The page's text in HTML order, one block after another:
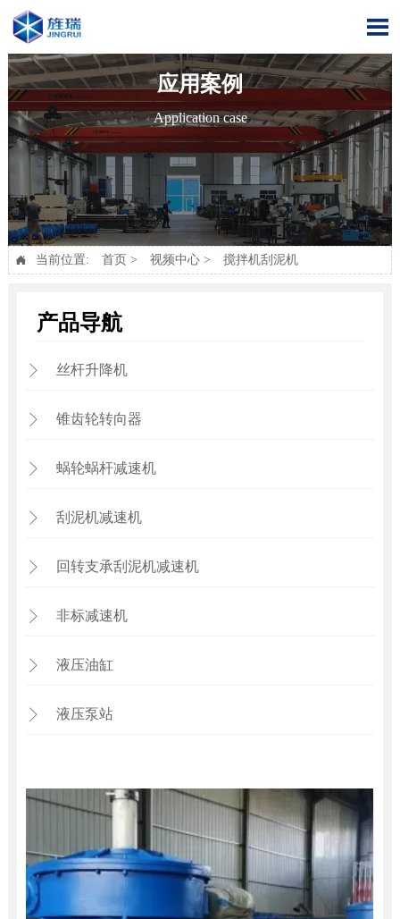

应用案例
Application case
 当前位置: 首页 > 视频中心> 搅拌机刮泥机
产品导航
 丝杆升降机
 锥齿轮转向器
 蜗轮蜗杆减速机
 刮泥机减速机
 回转支承刮泥机减速机
 非标减速机
 液压油缸
 液压泵站